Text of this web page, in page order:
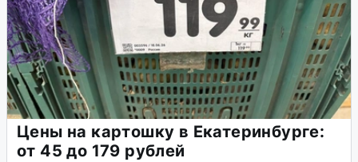
Цены на картошку в Екатеринбурге:
от 45 до 179 рублей